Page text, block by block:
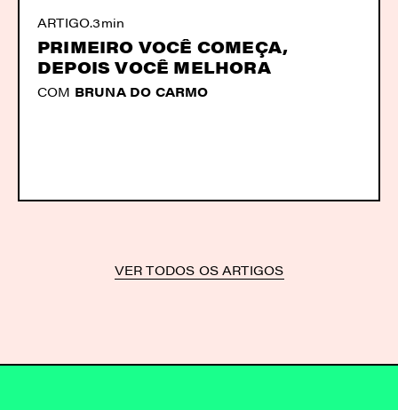
ARTIGO.3min
PRIMEIRO VOCÊ COMEÇA,
DEPOIS VOCÊ MELHORA
COM BRUNA DO CARMO
VER TODOS OS ARTIGOS